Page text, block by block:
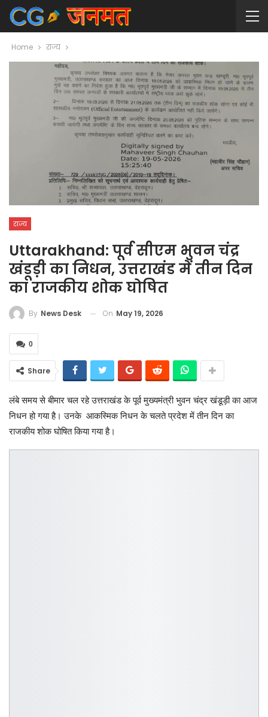
Home राज्य
राज्य
Uttarakhand: पूर्व सीएम भुवन चंद्र
खंडूड़ी का निधन, उत्तराखंड में तीन दिन
का राजकीय शोक घोषित
By News Desk On May 19, 2026
0
Share
लंबे समय से बीमार चल रहे उत्तराखंड के पूर्व मुख्यमंत्री भुवन चंद्र खंडूड़ी का आज
निधन हो गया है। उनके आकस्मिक निधन के चलते प्रदेश में तीन दिन का
राजकीय शोक घोषित किया गया है।